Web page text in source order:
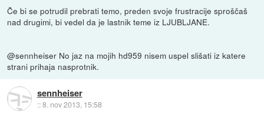
Če bi se potrudil prebrati temo, preden svoje frustracije sproščaš
nad drugimi, bi vedel da je lastnik teme iz LJUBLJANE.
@sennheiser No jaz na mojih hd959 nisem uspel slišati iz katere
strani prihaja nasprotnik.
sennheiser
::8. nov 2013, 15:58